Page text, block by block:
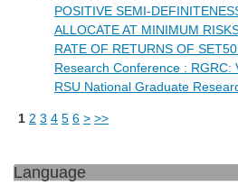
POSITIVE SEMI-
ALLOCATE AT MINIMUM
RATE OF RETURNS OF SET50
Research Conference : RGRC:
RSU National Graduate
1 2 3 4 5 6 > >>
Language